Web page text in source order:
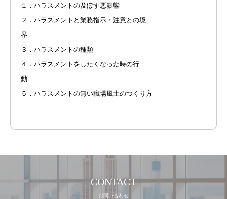
１．ハラスメントの及ぼす悪影響
２．ハラスメントと業務指示・注意との境
界
３．ハラスメントの種類
４．ハラスメントをしたくなった時の行
動
５．ハラスメントの無い職場風土のつくり方
CONTACT
お問い合わせ